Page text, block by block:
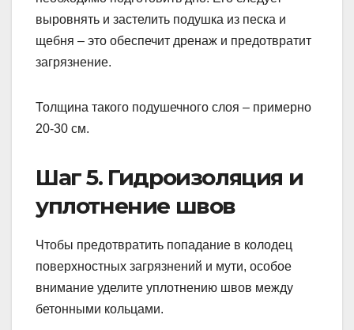
выровнять и застелить подушка из песка и
щебня – это обеспечит дренаж и предотвратит
загрязнение.
Толщина такого подушечного слоя – примерно
20-30 см.
Шаг 5. Гидроизоляция и
уплотнение швов
Чтобы предотвратить попадание в колодец
поверхностных загрязнений и мути, особое
внимание уделите уплотнению швов между
бетонными кольцами.